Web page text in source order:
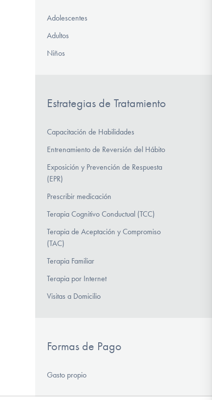
Adolescentes
Adultos
Niños
Estrategias de Tratamiento
Capacitación de Habilidades
Entrenamiento de Reversión del Hábito
Exposición y Prevención de Respuesta
(EPR)
Prescribir medicación
Terapia Cognitivo Conductual (TCC)
Terapia de Aceptación y Compromiso
(TAC)
Terapia Familiar
Terapia por Internet
Visitas a Domicilio
Formas de Pago
Gasto propio